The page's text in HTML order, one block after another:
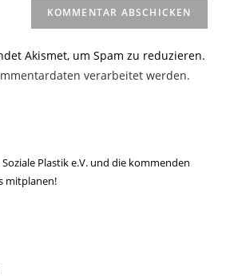
Akismet, um Spam zu reduzieren.
verarbeitet werden.
Plastik e.V. und die kommenden
mitplanen!